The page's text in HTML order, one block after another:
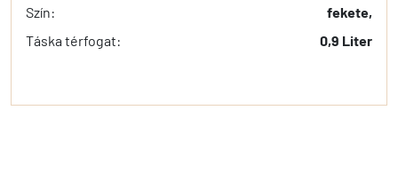
Szín:
fekete,
Táska térfogat:
0,9 Liter